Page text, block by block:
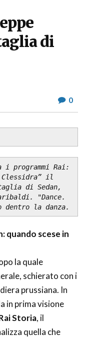
di
0
i programmi Rai:
il
di Sedan,
"Dance.
dentro la danza.
quando scese in
la quale
schierato con i
prussiana. In
in prima visione
Storia, il
quella che